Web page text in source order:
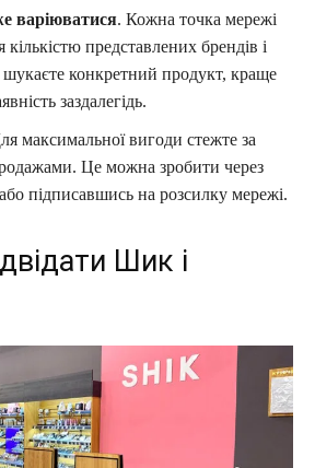
варіюватися. Кожна точка мережі
кількістю представлених брендів і
конкретний продукт, краще
заздалегідь.
максимальної вигоди стежте за
Це можна зробити через
підписавшись на розсилку мережі.
Шик і